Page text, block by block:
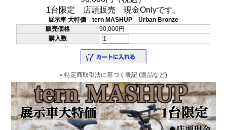
1台限定 店頭販売 現金Onlyです。
展示車 大特価 tern MASHUP Urban Bronze
販売価格
90,000円
購入数
» 特定商取引法に基づく表記 (返品など)